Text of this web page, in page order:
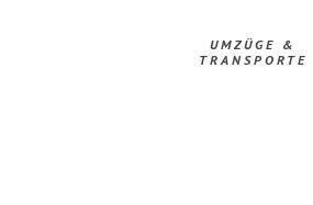
UMZÜGE &
TRANSPORTE